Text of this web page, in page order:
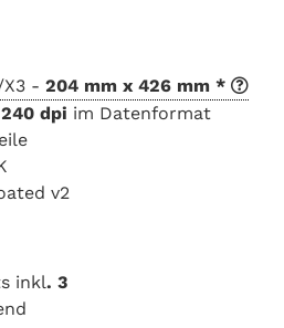
- 204 mm x 426 mm *
240 dpi im Datenformat
v2
inkl. 3